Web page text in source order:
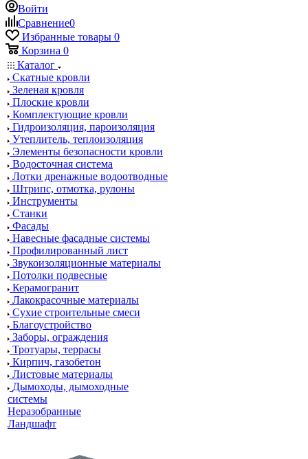
Войти
Сравнение0
Избранные товары 0
Корзина 0
Каталог
Скатные кровли
Зеленая кровля
Плоские кровли
Комплектующие кровли
Гидроизоляция, пароизоляция
Утеплитель, теплоизоляция
Элементы безопасности кровли
Водосточная система
Лотки дренажные водоотводные
Штрипс, отмотка, рулоны
Инструменты
Станки
Фасады
Навесные фасадные системы
Профилированный лист
Звукоизоляционные материалы
Потолки подвесные
Керамогранит
Лакокрасочные материалы
Сухие строительные смеси
Благоустройство
Заборы, ограждения
Тротуары, террасы
Кирпич, газобетон
Листовые материалы
Дымоходы, дымоходные
системы
Неразобранные
Ландшафт